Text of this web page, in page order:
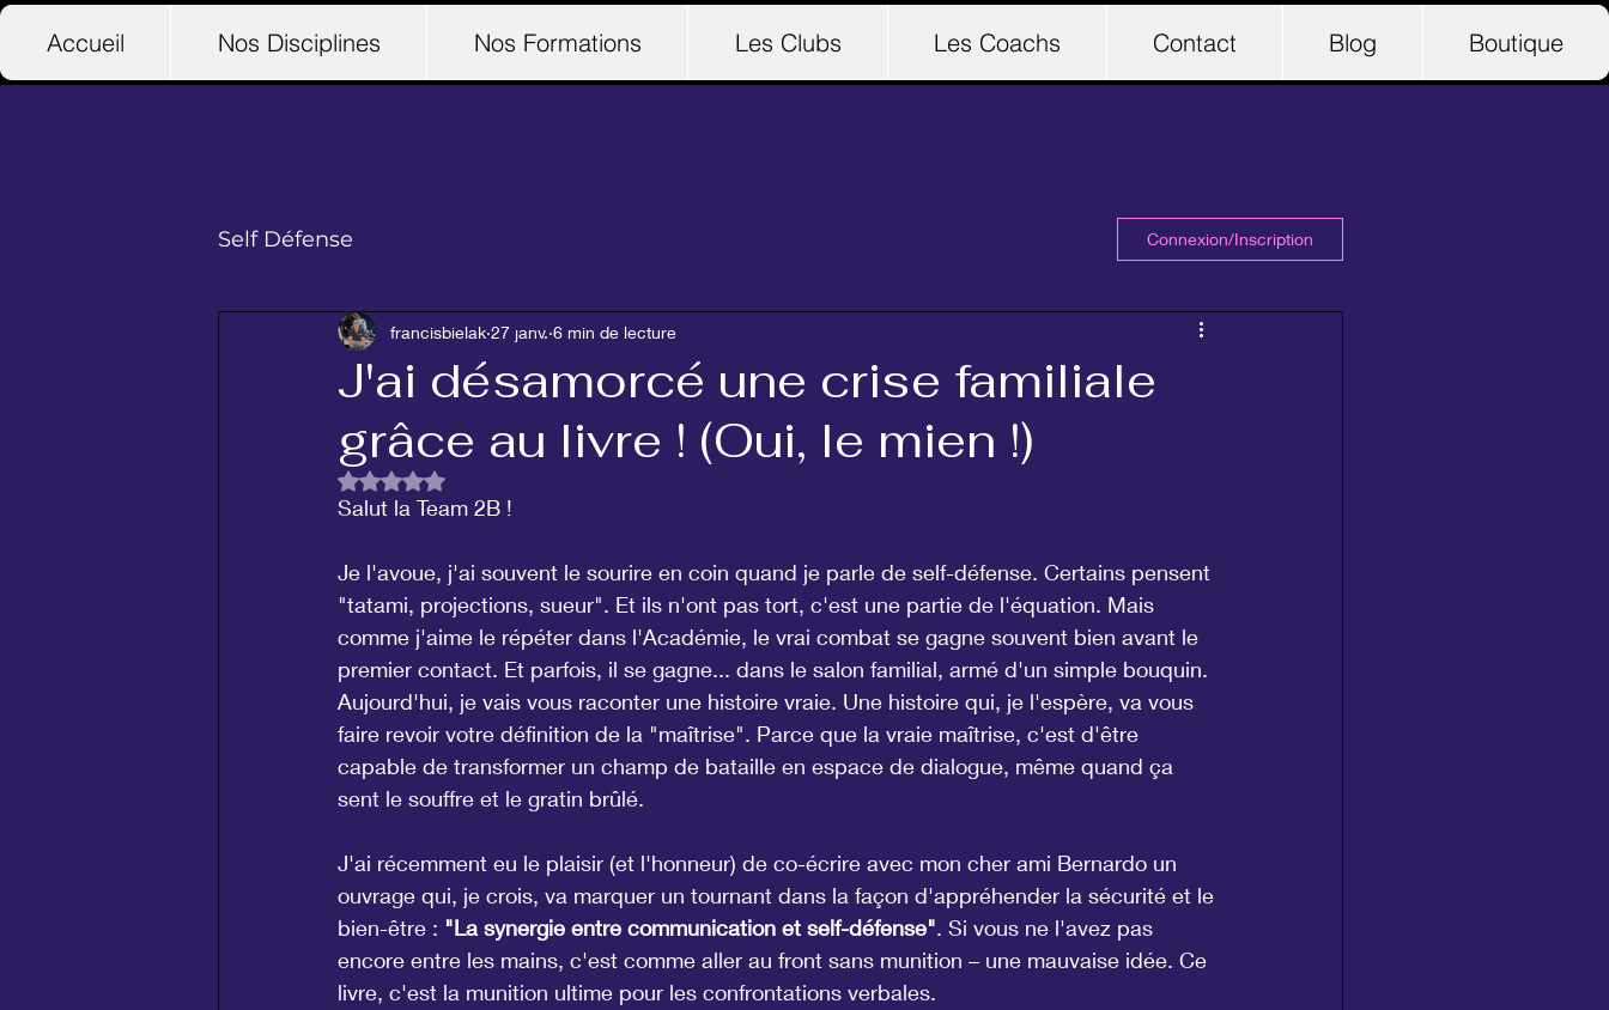
Accueil Nos Disciplines Nos Formations Les Clubs Les Coachs Contact Blog Boutique
Self Défense Connexion/Inscription
J'ai désamorcé une crise familiale
grâce au livre ! (Oui, le mien !)
francisbielak 27 janv. 6 min de lecture
Noté NaN étoiles sur 5.
Salut la Team 2B !
Je l'avoue, j'ai souvent le sourire en coin quand je parle de self-défense. Certains pensent
"tatami, projections, sueur". Et ils n'ont pas tort, c'est une partie de l'équation. Mais
comme j'aime le répéter dans l'Académie, le vrai combat se gagne souvent bien avant le
premier contact. Et parfois, il se gagne... dans le salon familial, armé d'un simple bouquin.
Aujourd'hui, je vais vous raconter une histoire vraie. Une histoire qui, je l'espère, va vous
faire revoir votre définition de la "maîtrise". Parce que la vraie maîtrise, c'est d'être
capable de transformer un champ de bataille en espace de dialogue, même quand ça
sent le souffre et le gratin brûlé.
J'ai récemment eu le plaisir (et l'honneur) de co-écrire avec mon cher ami Bernardo un
ouvrage qui, je crois, va marquer un tournant dans la façon d'appréhender la sécurité et le
bien-être : "La synergie entre communication et self-défense". Si vous ne l'avez pas
encore entre les mains, c'est comme aller au front sans munition – une mauvaise idée. Ce
livre, c'est la munition ultime pour les confrontations verbales.